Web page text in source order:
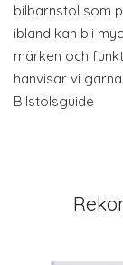
bilbarnstol som
ibland kan bli
märken och
hänvisar vi
Bilstolsguide